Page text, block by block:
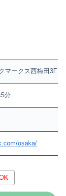
マークス西梅田3F
分
osaka/